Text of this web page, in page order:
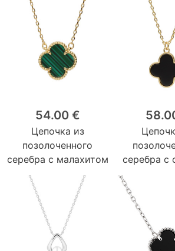
54.00 €
Цепочка из
позолоченного
серебра с малахитом
серебра с